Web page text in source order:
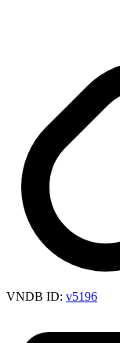
VNDB ID: v5196